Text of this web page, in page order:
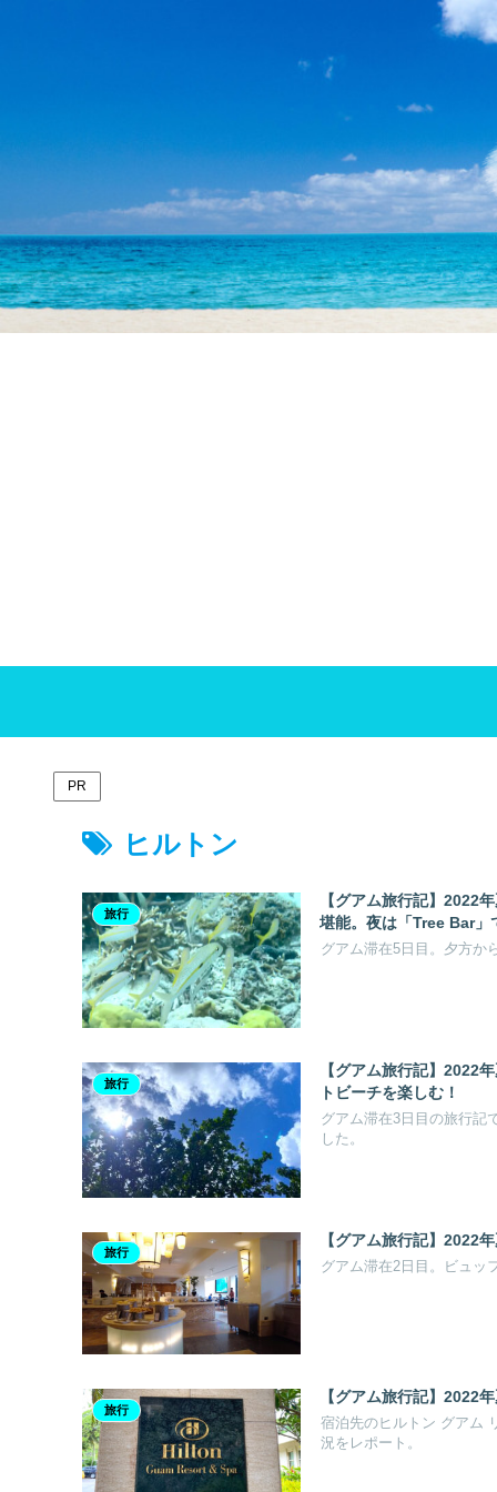
PR
ヒルトン
旅行
【グアム旅行記】2022
堪能。夜は「Tree Bar」
グアム滞在5日目。夕方か
旅行
【グアム旅行記】2022
トビーチを楽しむ！
グアム滞在3日目の旅行記
した。
旅行
【グアム旅行記】2022
グアム滞在2日目。ビュッ
旅行
【グアム旅行記】2022
宿泊先のヒルトン グアム
況をレポート。